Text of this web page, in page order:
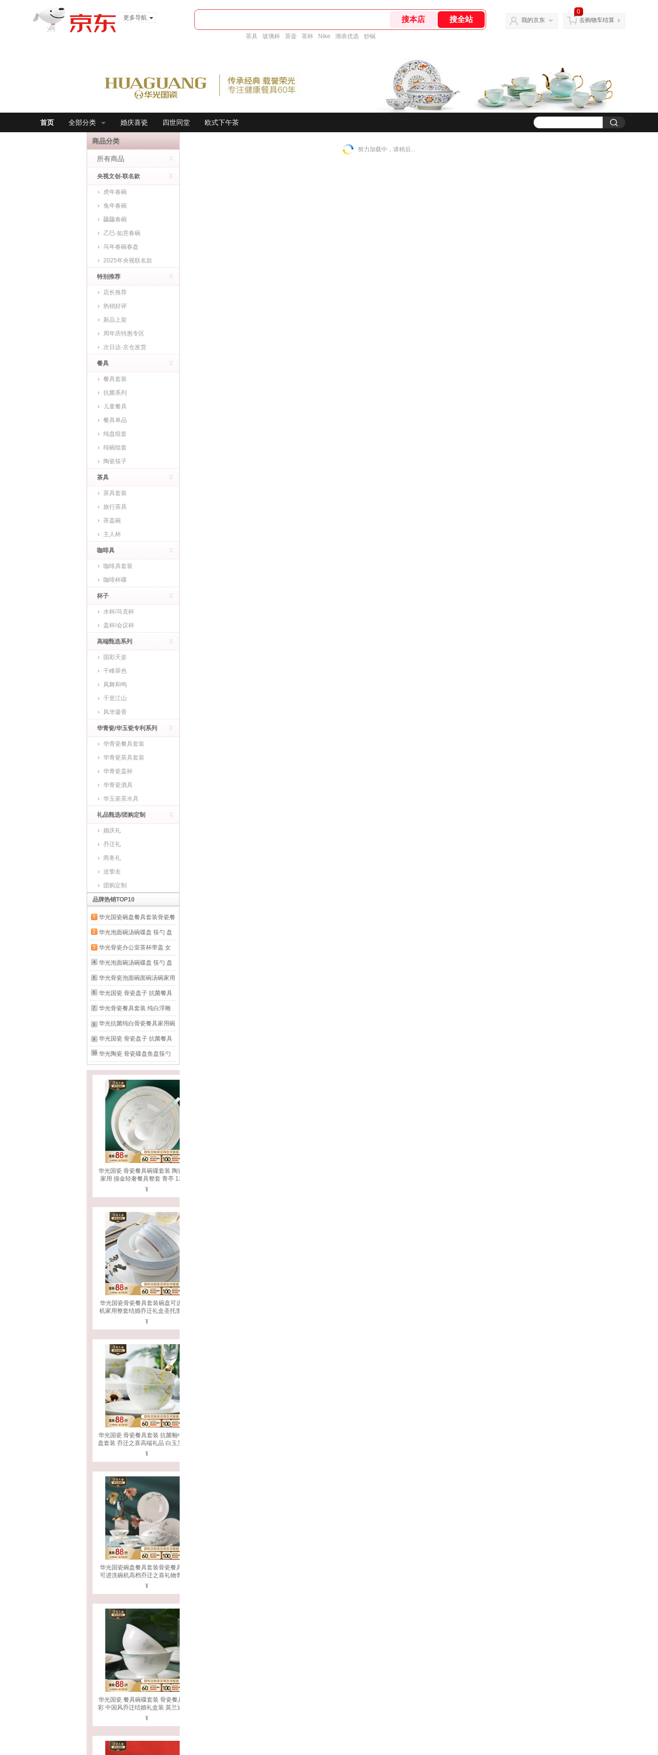
更多导航
茶具 玻璃杯 茶壶 茶杯 Nike 潮表优选 炒锅
我的京东
0
去购物车结算
首页 全部分类 婚庆喜瓷 四世同堂 欧式下午茶
商品分类
所有商品
央视文创-联名款
虎年春碗
兔年春碗
龘龘春碗
乙巳-如意春碗
马年春碗春盘
2025年央视联名款
特别推荐
店长推荐
热销好评
新品上架
周年庆特惠专区
次日达-京仓发货
餐具
餐具套装
抗菌系列
儿童餐具
餐具单品
纯盘组套
纯碗组套
陶瓷筷子
茶具
茶具套装
旅行茶具
茶盖碗
主人杯
咖啡具
咖啡具套装
咖啡杯碟
杯子
水杯/马克杯
盖杯/会议杯
高端甄选系列
国彩天姿
千峰翠色
凤舞和鸣
千里江山
风华凝香
华青瓷/华玉瓷专利系列
华青瓷餐具套装
华青瓷茶具套装
华青瓷盖杯
华青瓷酒具
华玉瓷茶水具
礼品甄选/团购定制
婚庆礼
乔迁礼
商务礼
送挚友
团购定制
品牌热销TOP10
华光国瓷碗盘餐具套装骨瓷餐
具家用可进洗碗机高档乔迁之
喜礼物青玉案 高温釉中彩|抗
菌健康|可入洗碗机|16头礼盒
装
华光泡面碗汤碗碟盘 筷勺 盘
碟碗厨具套件 中式骨瓷家用
餐具 白玉兰 6英寸碗
华光骨瓷办公室茶杯带盖 女
士高颜值办公用杯高温釉中彩
浪漫晨曦盖杯
华光泡面碗汤碗碟盘 筷勺 盘
碟碗厨具套件 中式骨瓷家用
餐具 白玉兰 5英寸碗
华光骨瓷泡面碗面碗汤碗家用
碗筷勺 中式餐盘鱼盘 高脚防
烫 莫兰迪 4.5英寸碗
华光国瓷 骨瓷盘子 抗菌餐具
碟盘筷勺 中式骨瓷家用餐具
春江水暖 面碗 1个 6英寸
华光骨瓷餐具套装 纯白浮雕
家用碗盘可进洗碗机 乔迁新
婚礼 四合吉祥 【爆款推荐】
(四人配)可洗碗机 16头
华光抗菌纯白骨瓷餐具家用碗
盘碟勺DIY 自由搭配 6英寸面
碗 1个 6英寸
华光国瓷 骨瓷盘子 抗菌餐具
碟盘筷勺 中式骨瓷家用餐具
华光陶瓷 骨瓷碟盘鱼盘筷勺
碟子 中式斗笠器型高温健康
釉中彩 青玉案 合金筷【凑单
专用】 1个 24cm
华光国瓷 骨瓷餐具碗碟套装 陶瓷碗盘
家用 描金轻奢餐具整套 青亭 12头礼
盒装
¥
华光国瓷骨瓷餐具套装碗盘可进洗碗
机家用整套结婚乔迁礼盒圣托里尼48
【适用6-8人】 48头 礼盒装
¥
华光国瓷 骨瓷餐具套装 抗菌釉中彩碗
盘套装 乔迁之喜高端礼品 白玉兰 白玉
兰【抗菌瓷礼盒装】 30头
¥
华光国瓷碗盘餐具套装骨瓷餐具家用
可进洗碗机高档乔迁之喜礼物青玉案
高温釉中彩|抗菌健康|可入洗碗机|32
¥
华光国瓷 餐具碗碟套装 骨瓷餐具釉中
彩 中国风乔迁结婚礼盒装 莫兰迪 莫兰
迪 32头
¥
努力加载中，请稍后...